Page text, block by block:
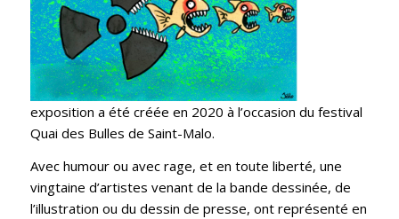
exposition a été créée en 2020 à l’occasion du festival
Quai des Bulles de Saint-Malo.
Avec humour ou avec rage, et en toute liberté, une
vingtaine d’artistes venant de la bande dessinée, de
l’illustration ou du dessin de presse, ont représenté en